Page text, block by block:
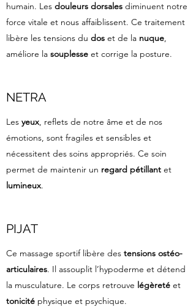
humain. Les douleurs dorsales diminuent notre
force vitale et nous affaiblissent. Ce traitement
libère les tensions du dos et de la nuque,
améliore la souplesse et corrige la posture.
NETRA
Les yeux, reflets de notre âme et de nos
émotions, sont fragiles et sensibles et
nécessitent des soins appropriés. Ce soin
permet de maintenir un regard pétillant et
lumineux.
PIJAT
Ce massage sportif libère des tensions ostéo-
articulaires. Il assouplit l’hypoderme et détend
la musculature. Le corps retrouve légèreté et
tonicité physique et psychique.